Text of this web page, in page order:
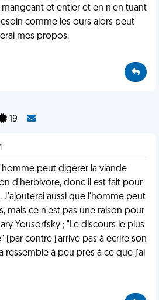
mangeant et entier et en n'en tuant
comme les ours alors peut
mes propos.
19
peut digérer la viande
d'herbivore, donc il est fait pour
J'ajouterai aussi que l'homme peut
mais ce n'est pas une raison pour
Yousorfsky ; "Le discours le plus
(par contre j'arrive pas à écrire son
ressemble à peu près à ce que j'ai